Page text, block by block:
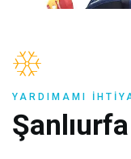
YARDIMAMI